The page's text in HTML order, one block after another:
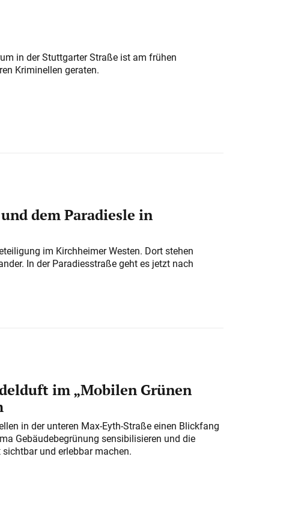
in der Stuttgarter Straße ist am frühen
Kriminellen geraten.
dem Paradiesle in
im Kirchheimer Westen. Dort stehen
In der Paradiesstraße geht es jetzt nach
im „Mobilen Grünen
in der unteren Max-Eyth-Straße einen Blickfang
Gebäudebegrünung sensibilisieren und die
und erlebbar machen.